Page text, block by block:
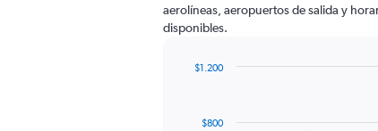
aerolíneas, aeropuertos de salida y
disponibles.
$800
$1.200